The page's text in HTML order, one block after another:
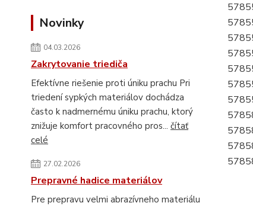
Novinky
04.03.2026
Zakrytovanie triediča
Efektívne riešenie proti úniku prachu Pri
triedení sypkých materiálov dochádza
často k nadmernému úniku prachu, ktorý
znižuje komfort pracovného pros... čítať
celé
27.02.2026
Prepravné hadice materiálov
Pre prepravu velmi abrazívneho materiálu